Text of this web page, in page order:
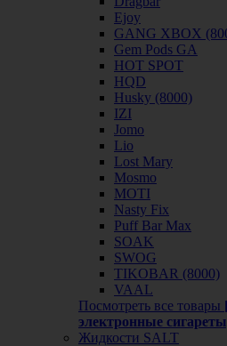
Ejoy
GANG XBOX
Gem Pods GA
HOT SPOT
HQD
Husky (8000)
IZI
Jomo
Lio
Lost Mary
Mosmo
MOTI
Nasty Fix
Puff Bar Max
SOAK
SWOG
TIKOBAR (8000)
VAAL
Посмотреть все товары
электронные
Жидкости SALT